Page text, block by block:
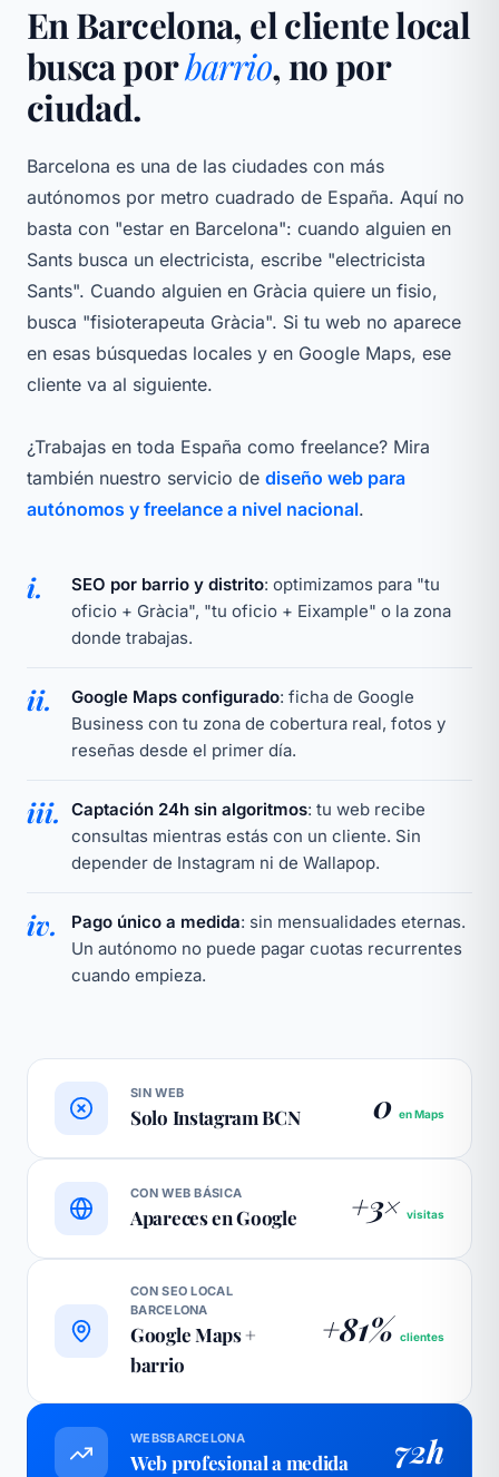
En Barcelona, el cliente local
busca porbarrio, no por
ciudad.
Barcelona es una de las ciudades con más
autónomos por metro cuadrado de España. Aquí no
basta con "estar en Barcelona": cuando alguien en
Sants busca un electricista, escribe "electricista
Sants". Cuando alguien en Gràcia quiere un fisio,
busca "fisioterapeuta Gràcia". Si tu web no aparece
en esas búsquedas locales y en Google Maps, ese
cliente va al siguiente.
¿Trabajas en toda España como freelance? Mira
también nuestro servicio de diseño web para
autónomos y freelance a nivel nacional.
i. SEO por barrio y distrito: optimizamos para "tu
oficio + Gràcia", "tu oficio + Eixample" o la zona
donde trabajas.
ii. Google Maps configurado: ficha de Google
Business con tu zona de cobertura real, fotos y
reseñas desde el primer día.
iii. Captación 24h sin algoritmos: tu web recibe
consultas mientras estás con un cliente. Sin
depender de Instagram ni de Wallapop.
iv. Pago único a medida: sin mensualidades eternas.
Un autónomo no puede pagar cuotas recurrentes
cuando empieza.
SIN WEB
Solo Instagram BCN 0 en Maps
CON WEB BÁSICA
Apareces en Google +3× visitas
CON SEO LOCAL
BARCELONA
Google Maps +
barrio
+81% clientes
WEBSBARCELONA
Web profesional a medida 72h